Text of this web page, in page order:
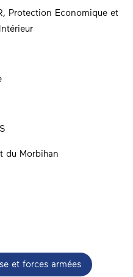
Protection Economique et
du Morbihan
et forces armées